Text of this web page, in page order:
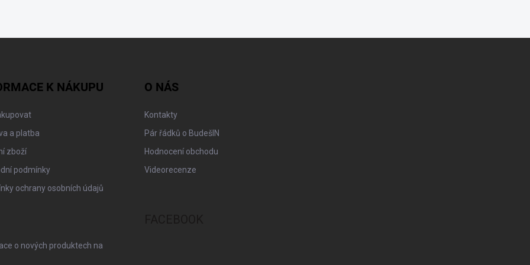
K NÁKUPU
a platba
zboží
podmínky
ochrany osobních údajů
O NÁS
Kontakty
Pár řádků o BudešIN
Hodnocení obchodu
Videorecenze
o nových produktech na